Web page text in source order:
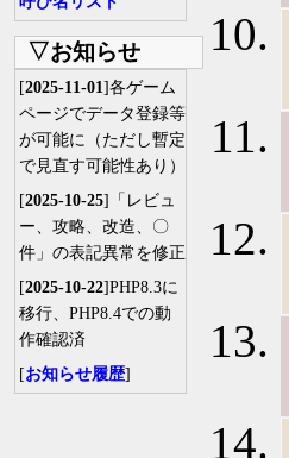
▽お知らせ
[2025-11-01]各ゲーム
ページでデータ登録等
が可能に（ただし暫定
で見直す可能性あり）
[2025-10-25]「レビュ
ー、攻略、改造、〇
件」の表記異常を修正
[2025-10-22]PHP8.3に
移行、PHP8.4での動
作確認済
[お知らせ履歴]